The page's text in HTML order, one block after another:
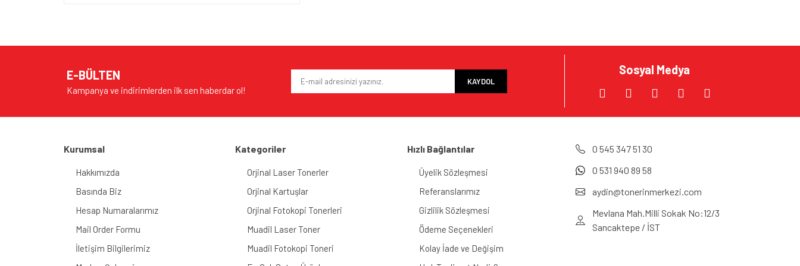
E-BÜLTEN
Kampanya ve indirimlerden ilk sen haberdar ol!
KAYDOL
Sosyal Medya
Kurumsal
Hakkımızda
Basında Biz
Hesap Numaralarımız
Mail Order Formu
İletişim Bilgilerimiz
Kategoriler
Orjinal Laser Tonerler
Orjinal Kartuşlar
Orjinal Fotokopi Tonerleri
Muadil Laser Toner
Muadil Fotokopi Toneri
Hızlı Bağlantılar
Üyelik Sözleşmesi
Referanslarımız
Gizlilik Sözleşmesi
Ödeme Seçenekleri
Kolay İade ve Değişim
0 545 347 51 30
0 531 940 89 58
aydin@tonerinmerkezi.com
Mevlana Mah.Milli Sokak No:12/3
Sancaktepe / İST